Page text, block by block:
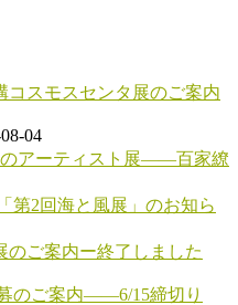
コスモスセンタ展のご案内
04
のアーティスト展――百家繚
第2回海と風展」のお知ら
のご案内ー終了しました
のご案内――6/15締切り